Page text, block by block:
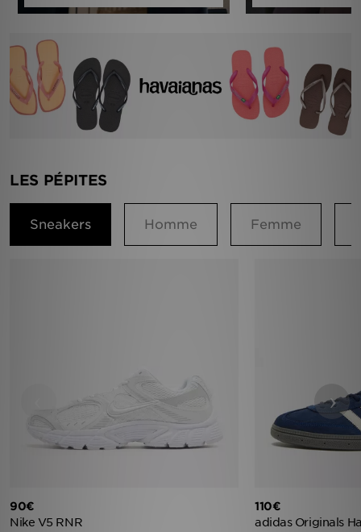
LES PÉPITES
Sneakers Homme Femme
Nike V5 RNR
90€
adidas Originals
110€
›